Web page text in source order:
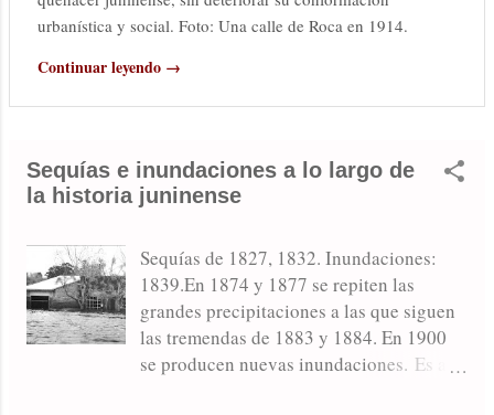
urbanística y social. Foto: Una calle de Roca en 1914.
Continuar leyendo →
Sequías e inundaciones a lo largo de
la historia juninense
Sequías de 1827, 1832. Inundaciones:
1839.En 1874 y 1877 se repiten las
grandes precipitaciones a las que siguen
las tremendas de 1883 y 1884. En 1900
se producen nuevas inundaciones. Es así